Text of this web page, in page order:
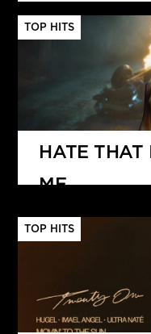
Hits – 96.5 FM
TOP HITS
HATE THAT
ME
ARIANA
TOP HITS